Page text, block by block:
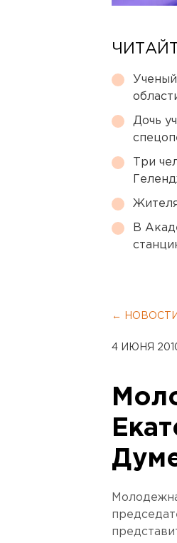
Дочь
Три
В
← НОВОСТИ
4 ИЮНЯ